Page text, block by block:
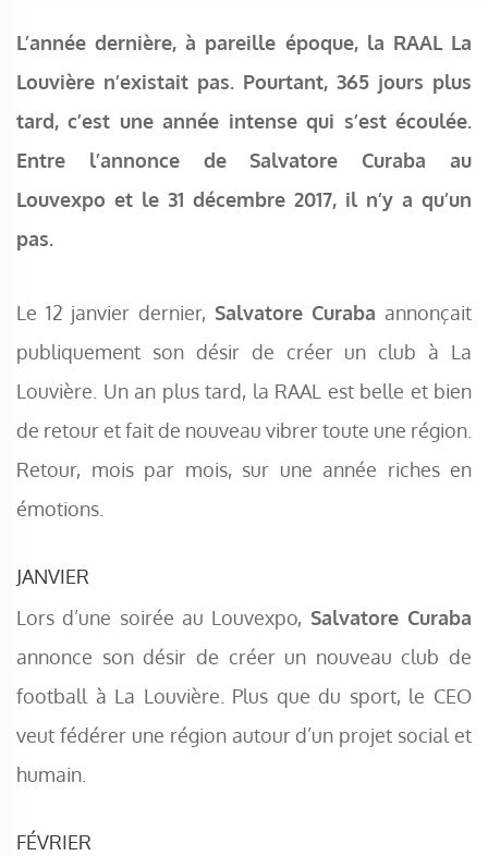
L’année dernière, à pareille époque, la RAAL La
Louvière n’existait pas. Pourtant, 365 jours plus
tard, c’est une année intense qui s’est écoulée.
Entre l’annonce de Salvatore Curaba au
Louvexpo et le 31 décembre 2017, il n’y a qu’un
pas.
Le 12 janvier dernier, Salvatore Curaba annonçait
publiquement son désir de créer un club à La
Louvière. Un an plus tard, la RAAL est belle et bien
de retour et fait de nouveau vibrer toute une région.
Retour, mois par mois, sur une année riches en
émotions.
JANVIER
Lors d’une soirée au Louvexpo, Salvatore Curaba
annonce son désir de créer un nouveau club de
football à La Louvière. Plus que du sport, le CEO
veut fédérer une région autour d’un projet social et
humain.
FÉVRIER